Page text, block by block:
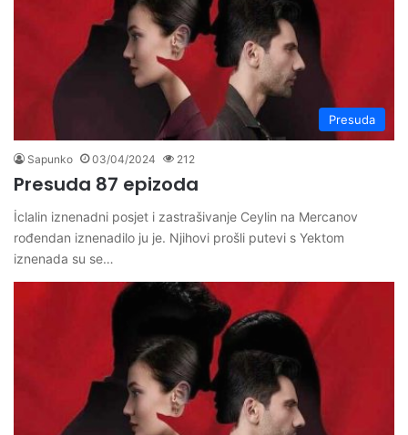
Presuda
Sapunko 03/04/2024 212
Presuda 87 epizoda
İclalin iznenadni posjet i zastrašivanje Ceylin na Mercanov
rođendan iznenadilo ju je. Njihovi prošli putevi s Yektom
iznenada su se…